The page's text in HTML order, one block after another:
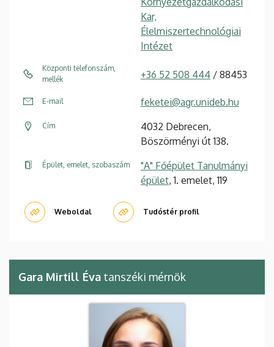
Kar,
Élelmiszertechnológiai
Intézet
Központi telefonszám,
mellék
+36 52 508 444 / 88453
E-mail feketei@agr.unideb.hu
Cím
4032 Debrecen,
Böszörményi út 138.
Épület, emelet, szobaszám
"A" Főépület Tanulmányi
épület, 1. emelet, 119
Weboldal Tudóstér profil
Gara Mirtill Éva tanszéki mérnök